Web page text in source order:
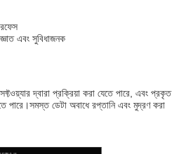
এবং সুবিধাজনক
দ্বারা প্রক্রিয়া করা যেতে পারে, এবং প্রকৃত
পারে।সমস্ত ডেটা অবাধে রপ্তানি এবং মুদ্রণ করা